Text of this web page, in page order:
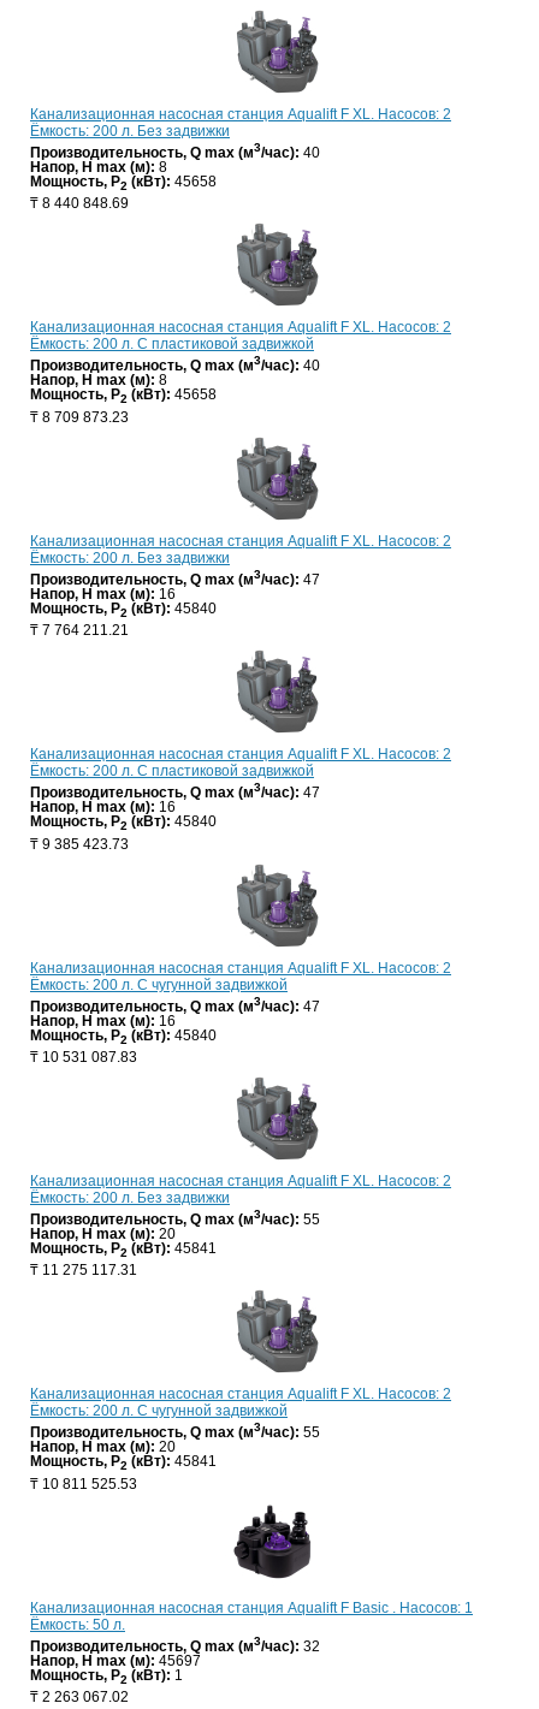
Канализационная насосная станция Aqualift F XL. Насосов: 2
Ёмкость: 200 л. Без задвижки
Производительность, Q max (м3/час): 40
Напор, H max (м): 8
Мощность, P2 (кВт): 45658
₸ 8 440 848.69
Канализационная насосная станция Aqualift F XL. Насосов: 2
Ёмкость: 200 л. С пластиковой задвижкой
Производительность, Q max (м3/час): 40
Напор, H max (м): 8
Мощность, P2 (кВт): 45658
₸ 8 709 873.23
Канализационная насосная станция Aqualift F XL. Насосов: 2
Ёмкость: 200 л. Без задвижки
Производительность, Q max (м3/час): 47
Напор, H max (м): 16
Мощность, P2 (кВт): 45840
₸ 7 764 211.21
Канализационная насосная станция Aqualift F XL. Насосов: 2
Ёмкость: 200 л. С пластиковой задвижкой
Производительность, Q max (м3/час): 47
Напор, H max (м): 16
Мощность, P2 (кВт): 45840
₸ 9 385 423.73
Канализационная насосная станция Aqualift F XL. Насосов: 2
Ёмкость: 200 л. С чугунной задвижкой
Производительность, Q max (м3/час): 47
Напор, H max (м): 16
Мощность, P2 (кВт): 45840
₸ 10 531 087.83
Канализационная насосная станция Aqualift F XL. Насосов: 2
Ёмкость: 200 л. Без задвижки
Производительность, Q max (м3/час): 55
Напор, H max (м): 20
Мощность, P2 (кВт): 45841
₸ 11 275 117.31
Канализационная насосная станция Aqualift F XL. Насосов: 2
Ёмкость: 200 л. С чугунной задвижкой
Производительность, Q max (м3/час): 55
Напор, H max (м): 20
Мощность, P2 (кВт): 45841
₸ 10 811 525.53
Канализационная насосная станция Aqualift F Basic . Насосов: 1
Ёмкость: 50 л.
Производительность, Q max (м3/час): 32
Напор, H max (м): 45697
Мощность, P2 (кВт): 1
₸ 2 263 067.02